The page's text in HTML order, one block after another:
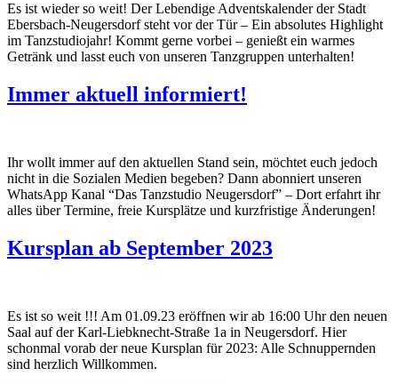
Es ist wieder so weit! Der Lebendige Adventskalender der Stadt
Ebersbach-Neugersdorf steht vor der Tür – Ein absolutes Highlight
im Tanzstudiojahr! Kommt gerne vorbei – genießt ein warmes
Getränk und lasst euch von unseren Tanzgruppen unterhalten!
Immer aktuell informiert!
Ihr wollt immer auf den aktuellen Stand sein, möchtet euch jedoch
nicht in die Sozialen Medien begeben? Dann abonniert unseren
WhatsApp Kanal “Das Tanzstudio Neugersdorf” – Dort erfahrt ihr
alles über Termine, freie Kursplätze und kurzfristige Änderungen!
Kursplan ab September 2023
Es ist so weit !!! Am 01.09.23 eröffnen wir ab 16:00 Uhr den neuen
Saal auf der Karl-Liebknecht-Straße 1a in Neugersdorf. Hier
schonmal vorab der neue Kursplan für 2023: Alle Schnuppernden
sind herzlich Willkommen.